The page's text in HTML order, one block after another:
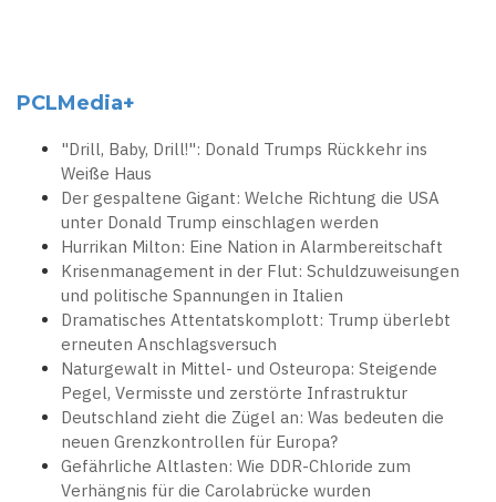
PCLMedia+
"Drill, Baby, Drill!": Donald Trumps Rückkehr ins
Weiße Haus
Der gespaltene Gigant: Welche Richtung die USA
unter Donald Trump einschlagen werden
Hurrikan Milton: Eine Nation in Alarmbereitschaft
Krisenmanagement in der Flut: Schuldzuweisungen
und politische Spannungen in Italien
Dramatisches Attentatskomplott: Trump überlebt
erneuten Anschlagsversuch
Naturgewalt in Mittel- und Osteuropa: Steigende
Pegel, Vermisste und zerstörte Infrastruktur
Deutschland zieht die Zügel an: Was bedeuten die
neuen Grenzkontrollen für Europa?
Gefährliche Altlasten: Wie DDR-Chloride zum
Verhängnis für die Carolabrücke wurden